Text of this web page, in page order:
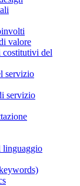
valore
costitutivi del
servizio
servizio
linguaggio